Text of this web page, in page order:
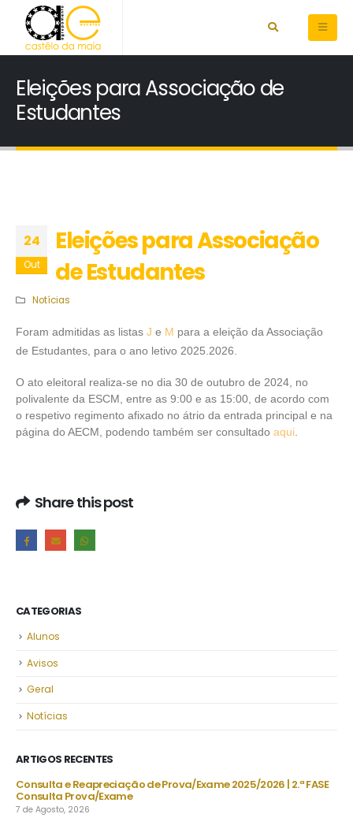
Eleições para Associação de
Estudantes
24
Out
Eleições para Associação
de Estudantes
Notícias
Foram admitidas as listas J e M para a eleição da Associação
de Estudantes, para o ano letivo 2025.2026.
O ato eleitoral realiza-se no dia 30 de outubro de 2024, no
polivalente da ESCM, entre as 9:00 e as 15:00, de acordo com
o respetivo regimento afixado no átrio da entrada principal e na
página do AECM, podendo também ser consultado aqui
Share this post
CATEGORIAS
Alunos
Avisos
Geral
Notícias
ARTIGOS RECENTES
Consulta e Reapreciação de Prova/Exame 2025/2026 | 2.ª FASE
Consulta Prova/Exame
7 de Agosto, 2026